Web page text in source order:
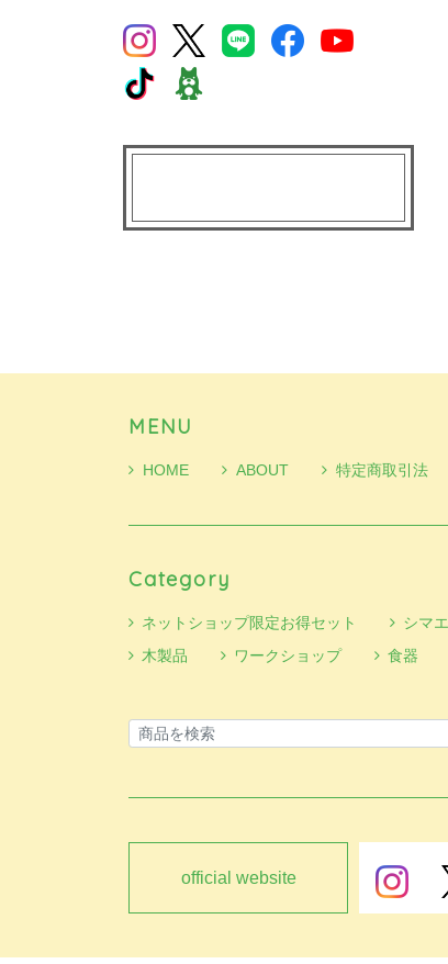
MENU
HOME ABOUT 特定商取引法
Category
ネットショップ限定お得セット シマ
木製品
ワークショップ 食器
official website